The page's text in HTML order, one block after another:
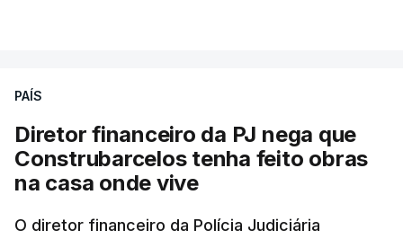
PAÍS
Diretor financeiro da PJ nega que
Construbarcelos tenha feito obras
na casa onde vive
O diretor financeiro da Polícia Judiciária